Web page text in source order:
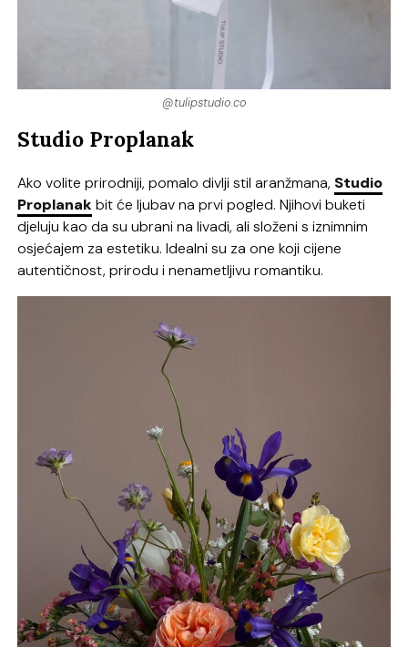
@tulipstudio.co
Studio Proplanak
Ako volite prirodniji, pomalo divlji stil aranžmana, Studio
Proplanakbit će ljubav na prvi pogled. Njihovi buketi
djeluju kao da su ubrani na livadi, ali složeni s iznimnim
osjećajem za estetiku. Idealni su za one koji cijene
autentičnost, prirodu i nenametljivu romantiku.